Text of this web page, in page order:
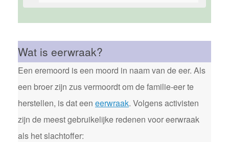
Wat is eerwraak?
Een eremoord is een moord in naam van de eer. Als
een broer zijn zus vermoordt om de familie-eer te
herstellen, is dat een eerwraak. Volgens activisten
zijn de meest gebruikelijke redenen voor eerwraak
als het slachtoffer: